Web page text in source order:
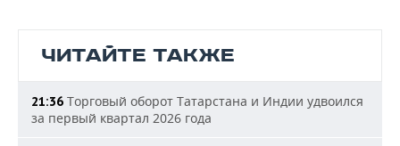
ЧИТАЙТЕ ТАКЖЕ
21:36 Торговый оборот Татарстана и Индии удвоился
за первый квартал 2026 года